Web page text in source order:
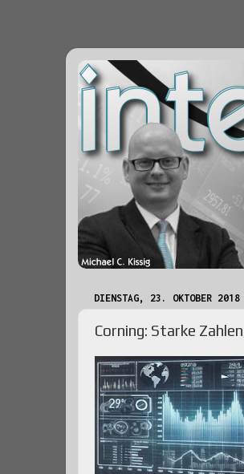
DIENSTAG, 23. OKTOBER 2018
Corning: Starke